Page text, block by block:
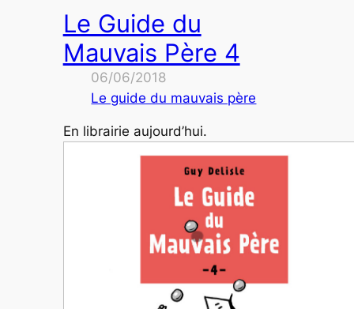
Le Guide du
Mauvais Père 4
06/06/2018
Le guide du mauvais père
En librairie aujourd’hui.